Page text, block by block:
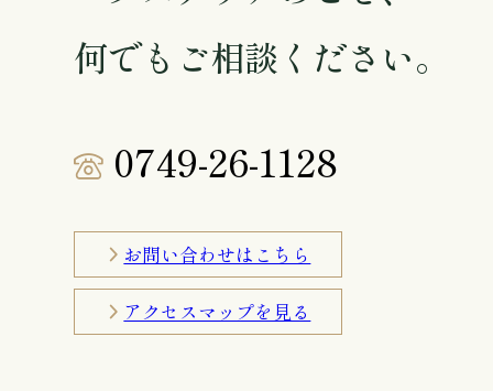
何でもご相談ください。
0749-26-1128
お問い合わせはこちら
アクセスマップを見る